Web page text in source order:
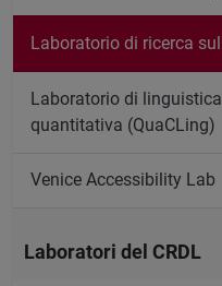
Laboratorio di ricerca
Laboratorio di
quantitativa (QuaCLing)
Venice Accessibility Lab
Laboratori del CRDL